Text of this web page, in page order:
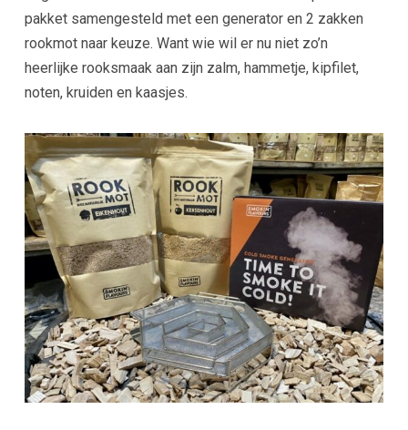
pakket samengesteld met een generator en 2 zakken
rookmot naar keuze. Want wie wil er nu niet zo’n
heerlijke rooksmaak aan zijn zalm, hammetje, kipfilet,
noten, kruiden en kaasjes.